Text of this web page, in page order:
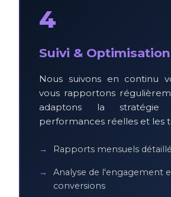
4
Suivi & Optimisation
Nous suivons en continu
vous rapportons
adaptons la stratégie
performances réelles et les
Rapports mensuels
Analyse de l'engagement
conversions